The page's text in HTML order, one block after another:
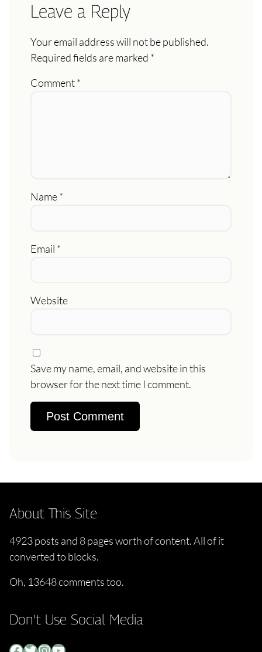
Leave a Reply
Your email address will not be published.
Required fields are marked *
Comment*
Name*
Email *
Website
Save my name, email, and website in this
browser for the next time I comment.
About This Site
4923 posts and 8 pages worth of content. All of it
converted to blocks.
Oh, 13648 comments too.
Don’t Use Social Media